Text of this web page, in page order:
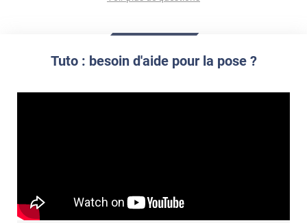
Tuto : besoin d'aide pour la pose ?